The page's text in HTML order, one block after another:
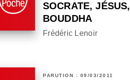
SOCRATE, JÉSUS,
BOUDDHA
Frédéric Lenoir
PARUTION : 09/03/2011